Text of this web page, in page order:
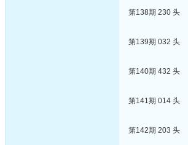
第138期 230 头
第139期 032 头
第140期 432 头
第141期 014 头
第142期 203 头